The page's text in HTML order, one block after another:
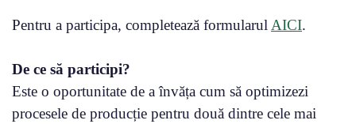
Pentru a participa, completează formularul AICI.
De ce să participi?
Este o oportunitate de a învăța cum să optimizezi
procesele de producție pentru două dintre cele mai